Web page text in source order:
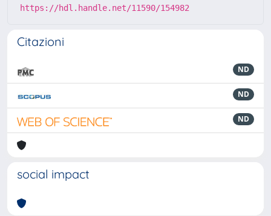
https://hdl.handle.net/11590/154982
Citazioni
ND
ND
ND
social impact